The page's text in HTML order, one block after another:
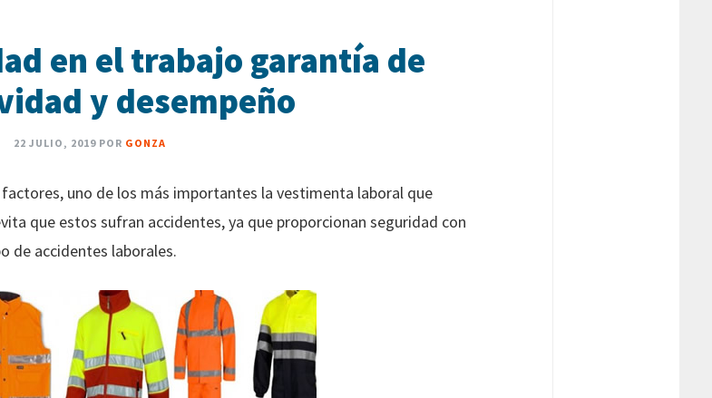
en el trabajo garantía de
y desempeño
22 JULIO, 2019 POR GONZA
uno de los más importantes la vestimenta laboral que
que estos sufran accidentes, ya que proporcionan seguridad con
de accidentes laborales.